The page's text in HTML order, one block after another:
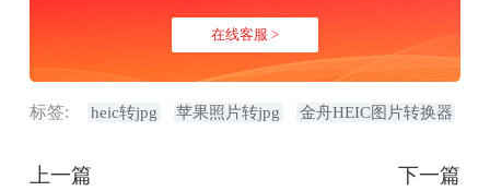
在线客服 >
标签: heic转jpg 苹果照片转jpg 金舟HEIC图片转换器
上一篇 下一篇